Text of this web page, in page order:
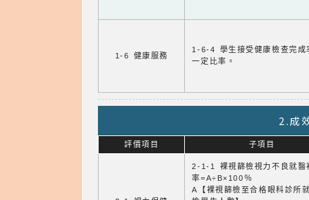
1-6 健康服務
1-6-4 學生接受健康檢查完成
一定比率。
2.成
評價項目 子項目
2-1-1 裸視篩檢視力不良就醫
率=A÷B×100％
A【裸視篩檢至合格眼科診所